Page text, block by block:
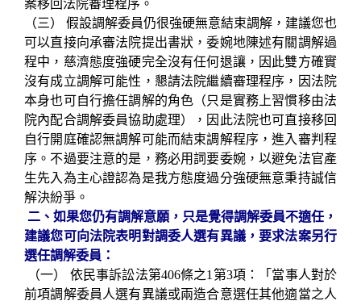
案移回法院審理程序。
（三） 假設調解委員仍很強硬無意結束調解，建議您也
可以直接向承審法院提出書狀，委婉地陳述有關調解過
程中，慈濟態度強硬完全沒有任何退讓，因此雙方確實
沒有成立調解可能性，懇請法院繼續審理程序，因法院
本身也可自行擔任調解的角色（只是實務上習慣移由法
院內配合調解委員協助處理），因此法院也可直接移回
自行開庭確認無調解可能而結束調解程序，進入審判程
序。不過要注意的是，務必用詞要委婉，以避免法官產
生先入為主心證認為是我方態度過分強硬無意秉持誠信
解決紛爭。
二、如果您仍有調解意願，只是覺得調解委員不適任，
建議您可向法院表明對調委人選有異議，要求法案另行
選任調解委員：
（一） 依民事訴訟法第406條之1第3項：「當事人對於
前項調解委員人選有異議或兩造合意選任其他適當之人